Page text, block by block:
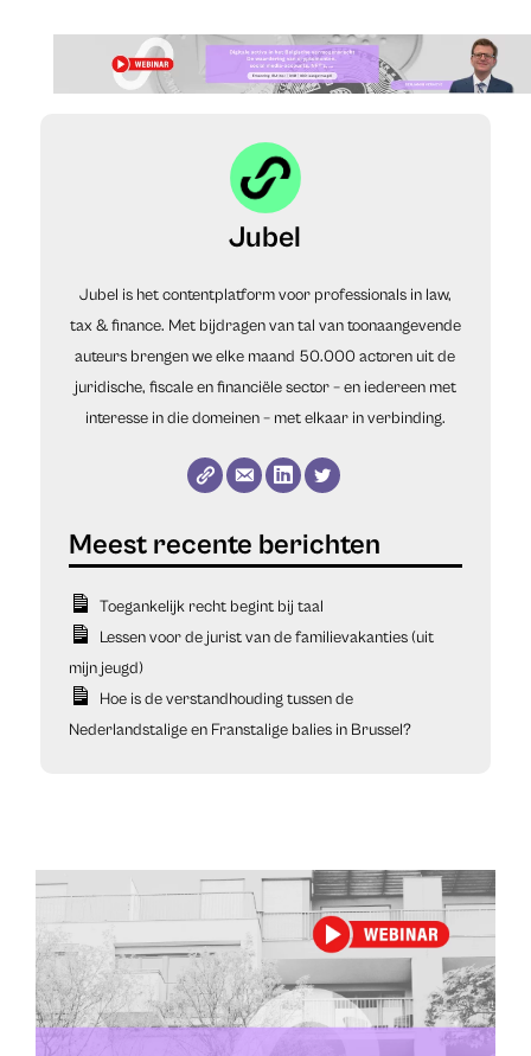
Jubel
Jubel is het contentplatform voor professionals in law,
tax & finance. Met bijdragen van tal van toonaangevende
auteurs brengen we elke maand 50.000 actoren uit de
juridische, fiscale en financiële sector – en iedereen met
interesse in die domeinen – met elkaar in verbinding.
Toegankelijk recht begint bij taal
Lessen voor de jurist van de familievakanties (uit
mijn jeugd)
Hoe is de verstandhouding tussen de
Nederlandstalige en Franstalige balies in Brussel?